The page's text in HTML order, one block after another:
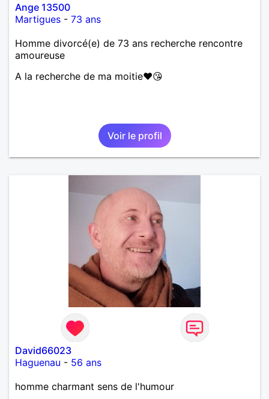
Ange 13500
Martigues - 73 ans
Homme divorcé(e) de 73 ans recherche rencontre
amoureuse
A la recherche de ma moitie♥️😘
Voir le profil
David66023
Haguenau - 56 ans
homme charmant sens de l'humour